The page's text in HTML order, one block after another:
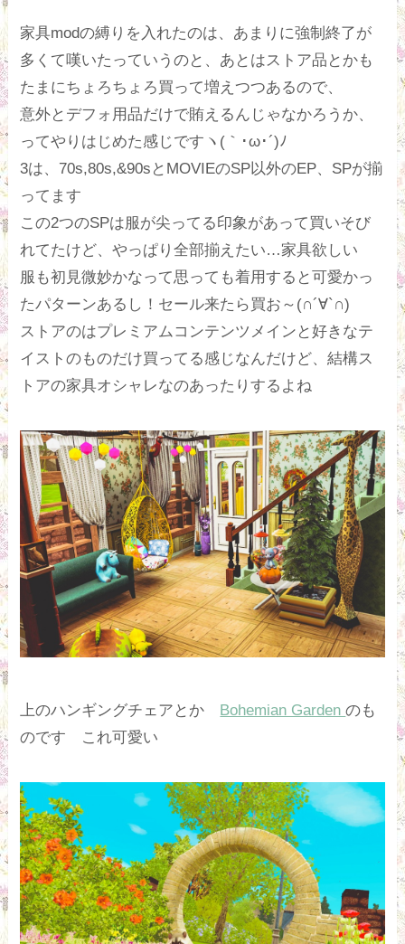
家具modの縛りを入れたのは、あまりに強制終了が
多くて嘆いたっていうのと、あとはストア品とかも
たまにちょろちょろ買って増えつつあるので、
意外とデフォ用品だけで賄えるんじゃなかろうか、
ってやりはじめた感じですヽ(｀･ω･´)ﾉ
3は、70s,80s,&90sとMOVIEのSP以外のEP、SPが揃
ってます
この2つのSPは服が尖ってる印象があって買いそび
れてたけど、やっぱり全部揃えたい…家具欲しい
服も初見微妙かなって思っても着用すると可愛かっ
たパターンあるし！セール来たら買お～(∩´∀`∩)
ストアのはプレミアムコンテンツメインと好きなテ
イストのものだけ買ってる感じなんだけど、結構ス
トアの家具オシャレなのあったりするよね
上のハンギングチェアとか Bohemian Gardenのも
のです これ可愛い